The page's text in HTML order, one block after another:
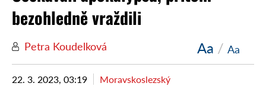
bezohledně vraždili
Petra Koudelková Aa / Aa
22. 3. 2023, 03:19 Moravskoslezský